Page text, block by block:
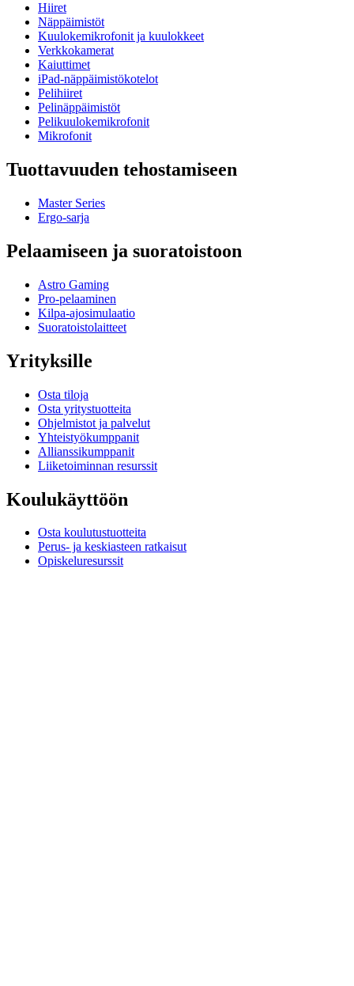
Hiiret
Näppäimistöt
Kuulokemikrofonit ja kuulokkeet
Verkkokamerat
Kaiuttimet
iPad-näppäimistökotelot
Pelihiiret
Pelinäppäimistöt
Pelikuulokemikrofonit
Mikrofonit
Tuottavuuden tehostamiseen
Master Series
Ergo-sarja
Pelaamiseen ja suoratoistoon
Astro Gaming
Pro-pelaaminen
Kilpa-ajosimulaatio
Suoratoistolaitteet
Yrityksille
Osta tiloja
Osta yritystuotteita
Ohjelmistot ja palvelut
Yhteistyökumppanit
Allianssikumppanit
Liiketoiminnan resurssit
Koulukäyttöön
Osta koulutustuotteita
Perus- ja keskiasteen ratkaisut
Opiskeluresurssit